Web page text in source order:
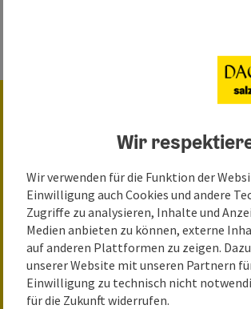
Umweltfreundlich, flexibel
mit dem
Wir
Wir verwenden für die Funktion der
Einwilligung auch Cookies und andere
Zugriffe zu analysieren, Inhalte und
Medien anbieten zu können, externe
auf anderen Plattformen zu zeigen.
unserer Website mit unseren Partnern
Einwilligung zu technisch nicht
für die Zukunft widerrufen.